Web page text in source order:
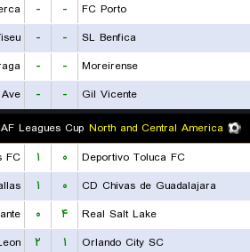
FC Porto
-
-
SL Benfica
-
-
Moreirense
-
-
Gil Vicente
-
-
North and Central America
Leagues Cup
Deportivo Toluca FC
۰ ۱
FC
CD Chivas de Guadalajara
۰ ۱
Real Salt Lake
۴ ۰
Orlando City SC
۱ ۲